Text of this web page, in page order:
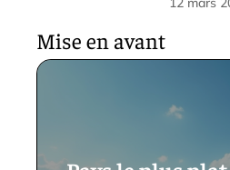
Mise en avant